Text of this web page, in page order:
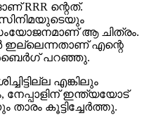
RRR ന്റെത്.
ആ ചിത്രം.
ഇല്ലെന്നതാണ് എന്റെ
പറഞ്ഞു.
എങ്കിലും
നേപ്പാളിന് ഇന്ത്യയോട്
കൂട്ടിച്ചേര്‍ത്തു.